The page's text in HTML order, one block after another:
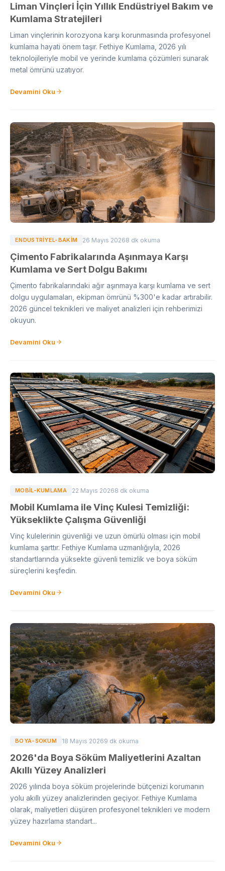
Liman Vinçleri İçin Yıllık Endüstriyel Bakım ve
Kumlama Stratejileri
Liman vinçlerinin korozyona karşı korunmasında profesyonel
kumlama hayati önem taşır. Fethiye Kumlama, 2026 yılı
teknolojileriyle mobil ve yerinde kumlama çözümleri sunarak
metal ömrünü uzatıyor.
Devamini Oku
ENDUSTRIYEL-BAKIM 26 Mayıs 20268 dk okuma
Çimento Fabrikalarında Aşınmaya Karşı
Kumlama ve Sert Dolgu Bakımı
Çimento fabrikalarındaki ağır aşınmaya karşı kumlama ve sert
dolgu uygulamaları, ekipman ömrünü %300'e kadar artırabilir.
2026 güncel teknikleri ve maliyet analizleri için rehberimizi
okuyun.
Devamini Oku
MOBIL-KUMLAMA 22 Mayıs 20268 dk okuma
Mobil Kumlama ile Vinç Kulesi Temizliği:
Yükseklikte Çalışma Güvenliği
Vinç kulelerinin güvenliği ve uzun ömürlü olması için mobil
kumlama şarttır. Fethiye Kumlama uzmanlığıyla, 2026
standartlarında yüksekte güvenli temizlik ve boya söküm
süreçlerini keşfedin.
Devamini Oku
BOYA-SOKUM 18 Mayıs 20269 dk okuma
2026'da Boya Söküm Maliyetlerini Azaltan
Akıllı Yüzey Analizleri
2026 yılında boya söküm projelerinde bütçenizi korumanın
yolu akıllı yüzey analizlerinden geçiyor. Fethiye Kumlama
olarak, maliyetleri düşüren profesyonel teknikleri ve modern
yüzey hazırlama standart...
Devamini Oku